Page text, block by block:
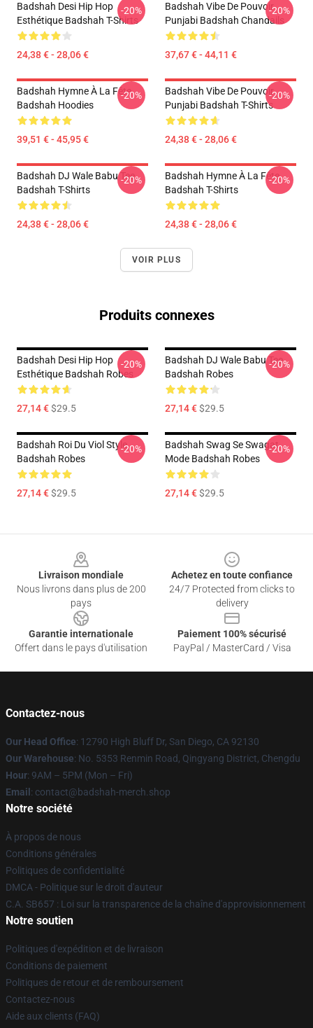
Badshah Desi Hip Hop
Esthétique Badshah T-Shirts
24,38 € - 28,06 €
-20%
Badshah Vibe De Pouvoir
Punjabi Badshah Chandails
37,67 € - 44,11 €
-20%
Badshah Hymne À La Fête
Badshah Hoodies
39,51 € - 45,95 €
-20%
Badshah Vibe De Pouvoir
Punjabi Badshah T-Shirts
24,38 € - 28,06 €
-20%
Badshah DJ Wale Babu Tee
Badshah T-Shirts
24,38 € - 28,06 €
-20%
Badshah Hymne À La Fête
Badshah T-Shirts
24,38 € - 28,06 €
-20%
VOIR PLUS
Produits connexes
Badshah Desi Hip Hop
Esthétique Badshah Robes
27,14 €$29.5
-20%
Badshah DJ Wale Babu Tee
Badshah Robes
27,14 €$29.5
-20%
Badshah Roi Du Viol Style
Badshah Robes
27,14 €$29.5
-20%
Badshah Swag Se Swagat
Mode Badshah Robes
27,14 €$29.5
-20%
Livraison mondiale
Nous livrons dans plus de 200
pays
Achetez en toute confiance
24/7 Protected from clicks to
delivery
Garantie internationale
Offert dans le pays d'utilisation
Paiement 100% sécurisé
PayPal / MasterCard / Visa
Contactez-nous
Our Head Office: 12790 High Bluff Dr, San Diego, CA 92130
Our Warehouse: No. 5353 Renmin Road, Qingyang District, Chengdu
Hour: 9AM – 5PM (Mon – Fri)
Email : contact@badshah-merch.shop
Notre société
À propos de nous
Conditions générales
Politiques de confidentialité
DMCA - Politique sur le droit d'auteur
C.A. SB657 : Loi sur la transparence de la chaîne d'approvisionnement
Notre soutien
Politiques d'expédition et de livraison
Conditions de paiement
Politiques de retour et de remboursement
Contactez-nous
Aide aux clients (FAQ)